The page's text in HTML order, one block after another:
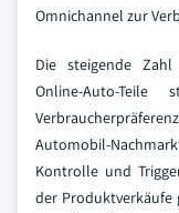
Omnichannel zur
Die steigende
Online-Auto-
Automobil-
Kontrolle und
der Produktverkäufe